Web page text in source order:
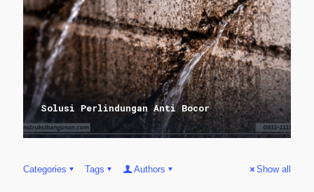
Solusi Perlindungan Anti Bocor
Categories Tags Authors Show all